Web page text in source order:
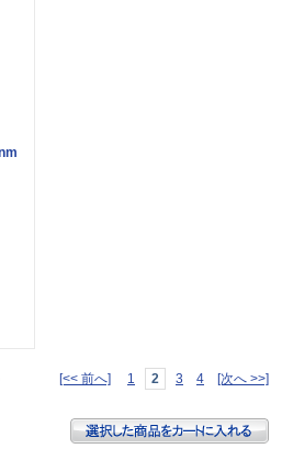
[<< 前へ] 1 2 3 4 [次へ >>]